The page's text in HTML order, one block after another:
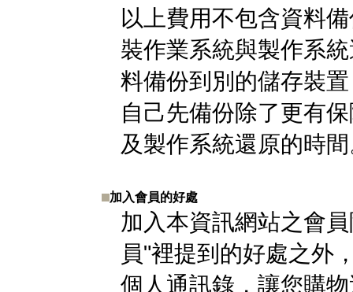
以上費用不包含資料
裝作業系統與製作系
料備份到別的儲存裝
自己先備份除了更有
及製作系統還原的時
加入會員的好處
加入本資訊網站之會
員"裡提到的好處之外
個人通訊錄，讓您購